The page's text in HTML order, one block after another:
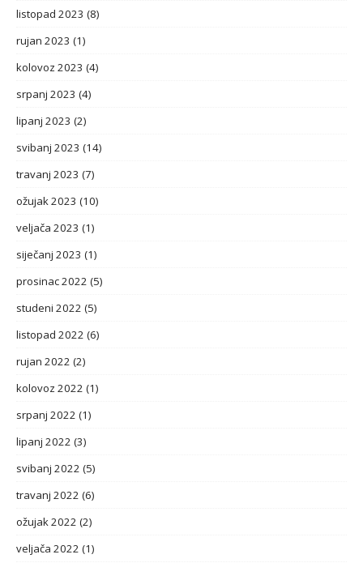
listopad 2023 (8)
rujan 2023 (1)
kolovoz 2023 (4)
srpanj 2023 (4)
lipanj 2023 (2)
svibanj 2023 (14)
travanj 2023 (7)
ožujak 2023 (10)
veljača 2023 (1)
siječanj 2023 (1)
prosinac 2022 (5)
studeni 2022 (5)
listopad 2022 (6)
rujan 2022 (2)
kolovoz 2022 (1)
srpanj 2022 (1)
lipanj 2022 (3)
svibanj 2022 (5)
travanj 2022 (6)
ožujak 2022 (2)
veljača 2022 (1)